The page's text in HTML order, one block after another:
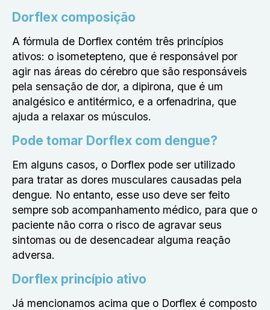
Dorflex composição
A fórmula de Dorflex contém três princípios
ativos: o isometepteno, que é responsável por
agir nas áreas do cérebro que são responsáveis
pela sensação de dor, a dipirona, que é um
analgésico e antitérmico, e a orfenadrina, que
ajuda a relaxar os músculos.
Pode tomar Dorflex com dengue?
Em alguns casos, o Dorflex pode ser utilizado
para tratar as dores musculares causadas pela
dengue. No entanto, esse uso deve ser feito
sempre sob acompanhamento médico, para que o
paciente não corra o risco de agravar seus
sintomas ou de desencadear alguma reação
adversa.
Dorflex princípio ativo
Já mencionamos acima que o Dorflex é composto